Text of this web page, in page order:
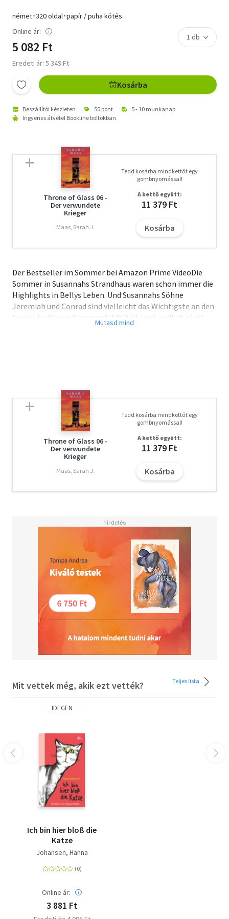
német･320 oldal･papír / puha kötés
Online ár:
5 082 Ft
Eredeti ár: 5 349 Ft
Kosárba
Beszállítói készleten 50 pont
5 - 10 munkanap
Ingyenes átvétel Bookline boltokban
Throne of Glass 06 -
Der verwundete
Krieger
Maas, Sarah J.
Tedd kosárba mindkettőt egy
gombnyomással!
A kettő együtt:
11 379 Ft
Kosárba
Der Bestseller im Sommer bei Amazon Prime VideoDie
Sommer in Susannahs Strandhaus waren schon immer die
Highlights in Bellys Leben. Und Susannahs Söhne
Jeremiah und Conrad sind vielleicht das Wichtigste an den
Ferien. In diesem Sommer fühlt Belly sich endlich nicht
mehr wie ein kleines Mädchen, sondern wie eine attraktive
von den gemeinsamen Strandhausferien in diesem Jahr
endet. Und dass sie ihn erst loslassen muss, bevor sie
bereit ist für etwas Neues.
Entdecke weitere Bücher der Autorin: Die
Reihe von Jenny Han und Siobhan Vivian
Burn for Burn - Auge um Auge
und Flamme-Ashes to Ashes - Asche zu Asche
Throne of Glass 06 -
Der verwundete
Krieger
Maas, Sarah J.
Tedd kosárba mindkettőt egy
gombnyomással!
A kettő együtt:
11 379 Ft
Kosárba
Mit vettek még, akik ezt vették? Teljes lista
IDEGEN
Ich bin hier bloß die
Katze
Johansen, Hanna
Online ár:
3 881 Ft